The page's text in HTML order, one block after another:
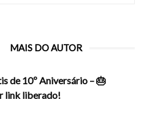
MAIS DO AUTOR
de 10º Aniversário – 🎂
link liberado!